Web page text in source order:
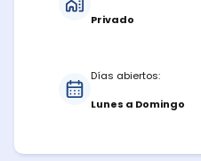
Privado
Días abiertos:
Lunes a Domingo